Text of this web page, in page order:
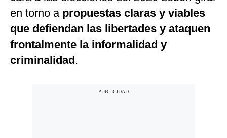
en torno a propuestas claras y viables
que defiendan las libertades y ataquen
frontalmente la informalidad y
criminalidad.